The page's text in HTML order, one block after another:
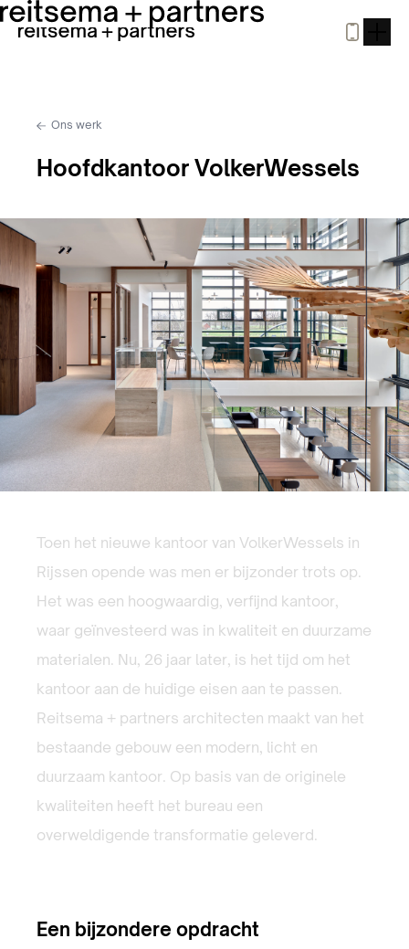
Ons werk
Hoofdkantoor VolkerWessels
Toen het nieuwe kantoor van VolkerWessels in
Rijssen opende was men er bijzonder trots op.
Het was een hoogwaardig, verfijnd kantoor,
waar geïnvesteerd was in kwaliteit en duurzame
materialen. Nu, 26 jaar later, is het tijd om het
kantoor aan de huidige eisen aan te passen.
Reitsema + partners architecten maakt van het
bestaande gebouw een modern, licht en
duurzaam kantoor. Op basis van de originele
kwaliteiten heeft het bureau een
overweldigende transformatie geleverd.
Een bijzondere opdracht